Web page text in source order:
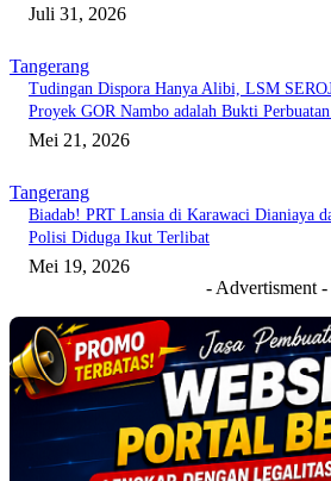
Juli 31, 2026
Tangerang
Tudingan Dispora Hanya Alibi, LSM
Proyek GOR Nambo adalah Bukti
Mei 21, 2026
Tangerang
Biadab! PRT Lansia di Karawaci Dianiaya
Polisi Diduga Ikut Terlibat
Mei 19, 2026
- Advertisment -